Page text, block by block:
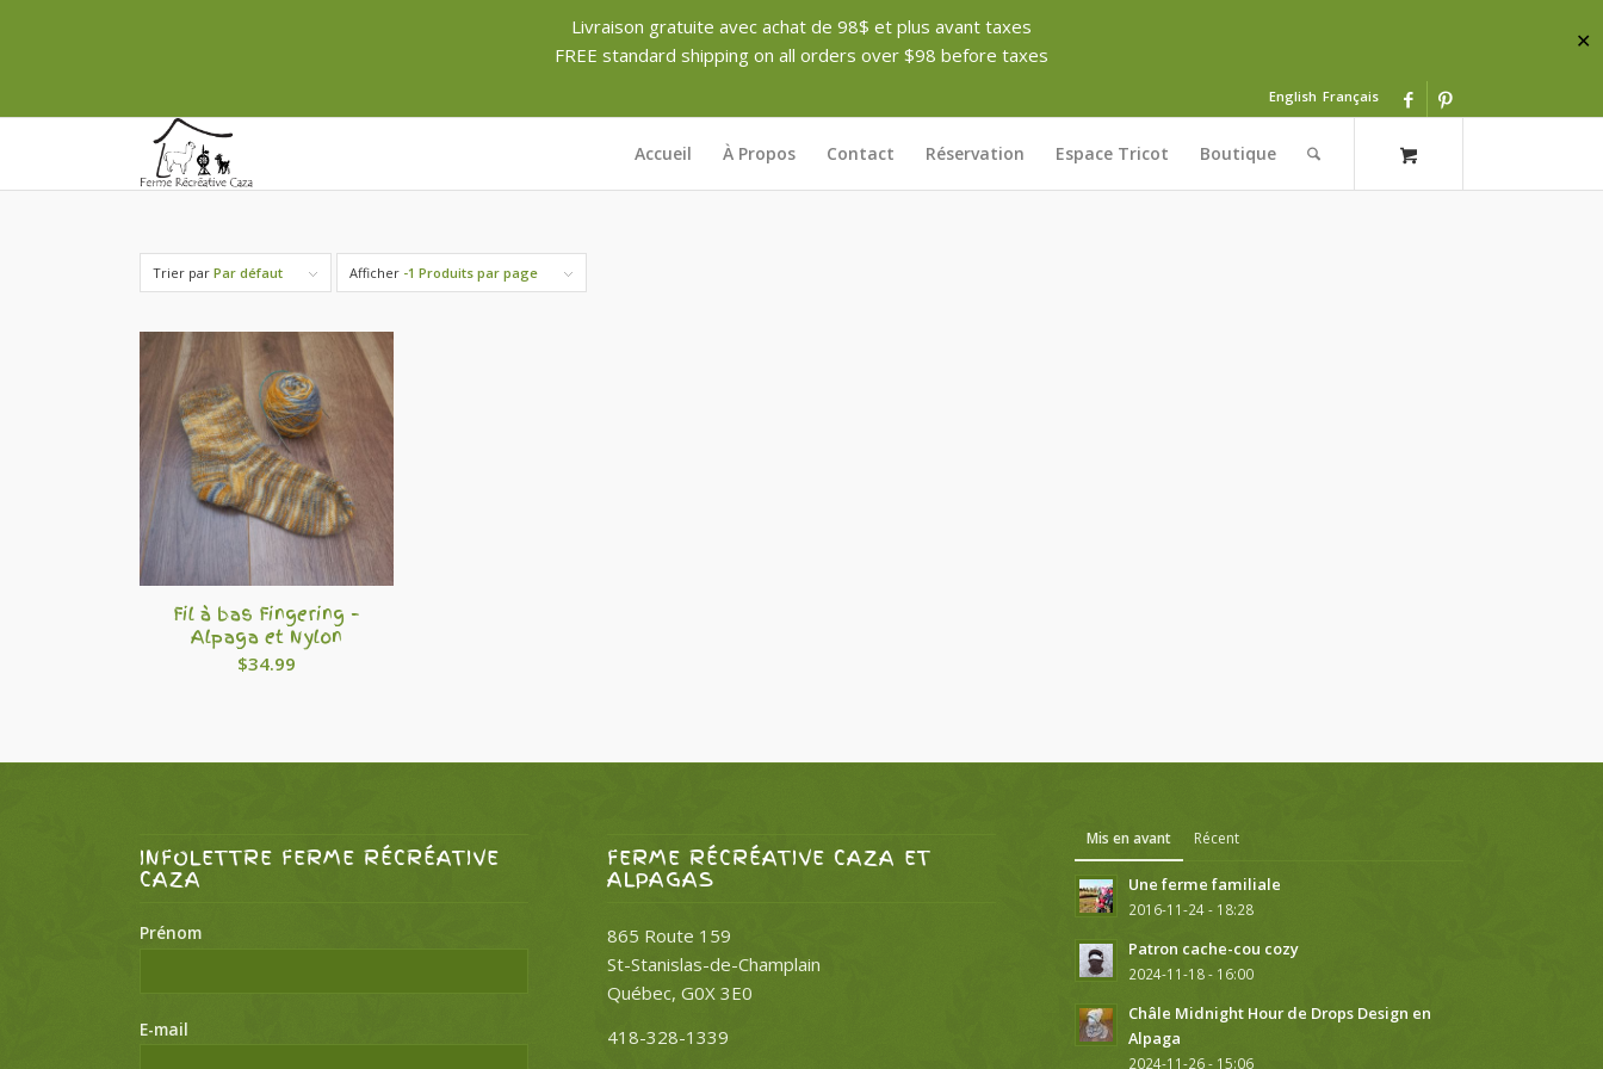
Livraison gratuite avec achat de 98$ et plus avant taxes
FREE standard shipping on all orders over $98 before taxes
✕
English Français
Accueil À Propos Contact Réservation Espace Tricot Boutique
Trier parPar défaut Afficher -1 Produits par page
Fil à bas Fingering –
Alpaga et Nylon
$34.99
INFOLETTRE FERME RÉCRÉATIVE
CAZA
Prénom
E-mail
FERME RÉCRÉATIVE CAZA ET
ALPAGAS
865 Route 159
St-Stanislas-de-Champlain
Québec, G0X 3E0
418-328-1339
Mis en avant Récent
Une ferme familiale
2016-11-24 - 18:28
Patron cache-cou cozy
2024-11-18 - 16:00
Châle Midnight Hour de Drops Design en
Alpaga
2024-11-26 - 15:06